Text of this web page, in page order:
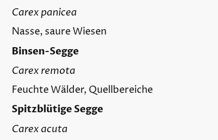
Carex panicea
Nasse, saure Wiesen
Binsen-Segge
Carex remota
Feuchte Wälder, Quellbereiche
Spitzblütige Segge
Carex acuta